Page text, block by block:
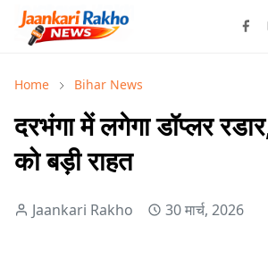
Home Bihar News
दरभंगा में लगेगा डॉप्लर
को बड़ी राहत
Jaankari Rakho 30 मार्च, 2026